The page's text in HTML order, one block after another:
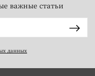
важные статьи
данных